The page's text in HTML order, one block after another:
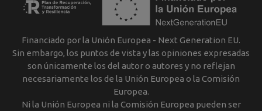
Financiado por la Unión Europea - Next Generation EU.
Sin embargo, los puntos de vista y las opiniones expresadas
son únicamente los del autor o autores y no reflejan
necesariamente los de la Unión Europea o la Comisión
Europea.
Ni la Unión Europea ni la Comisión Europea pueden ser